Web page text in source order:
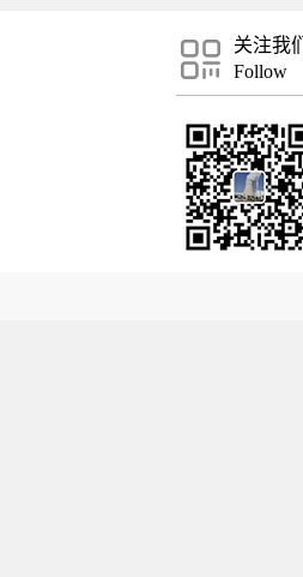
关注我们
Follow